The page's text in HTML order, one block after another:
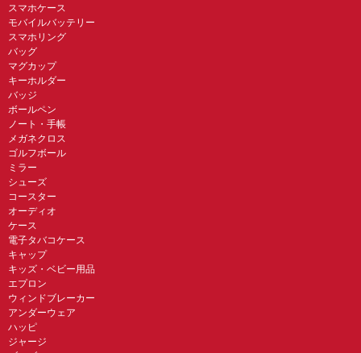
スマホケース
モバイルバッテリー
スマホリング
バッグ
マグカップ
キーホルダー
バッジ
ボールペン
ノート・手帳
メガネクロス
ゴルフボール
ミラー
シューズ
コースター
オーディオ
ケース
電子タバコケース
キャップ
キッズ・ベビー用品
エプロン
ウィンドブレーカー
アンダーウェア
ハッピ
ジャージ